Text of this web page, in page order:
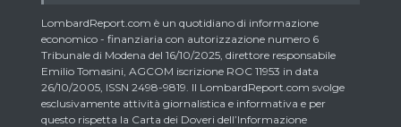
LombardReport.com è un quotidiano di informazione
economico - finanziaria con autorizzazione numero 6
Tribunale di Modena del 16/10/2025, direttore responsabile
Emilio Tomasini, AGCOM iscrizione ROC 11953 in data
26/10/2005, ISSN 2498-9819. Il LombardReport.com svolge
esclusivamente attività giornalistica e informativa e per
questo rispetta la Carta dei Doveri dell’Informazione